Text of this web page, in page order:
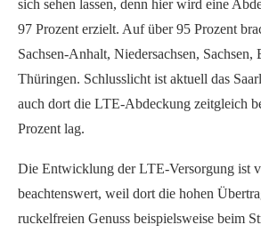
sich sehen lassen, denn hier wird eine
97 Prozent erzielt. Auf über 95 Prozent
Sachsen-Anhalt, Niedersachsen, Sachsen,
Thüringen. Schlusslicht ist aktuell das
auch dort die LTE-Abdeckung zeitgleich
Prozent lag.
Die Entwicklung der LTE-Versorgung ist
beachtenswert, weil dort die hohen
ruckelfreien Genuss beispielsweise beim